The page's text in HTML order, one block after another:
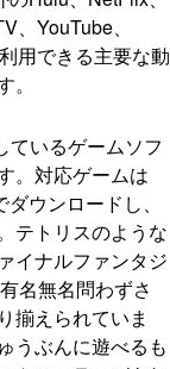
、YouTube、
用できる主要な動
ているゲームソフ
。対応ゲームは
ウンロードし、
テトリスのような
イナルファンタジ
名無名問わずさ
揃えられていま
うぶんに遊べるも